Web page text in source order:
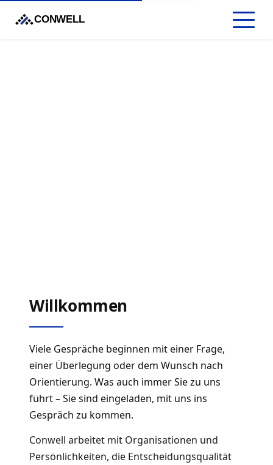
CONWELL
Willkommen
Viele Gespräche beginnen mit einer Frage,
einer Überlegung oder dem Wunsch nach
Orientierung. Was auch immer Sie zu uns
führt – Sie sind eingeladen, mit uns ins
Gespräch zu kommen.
Conwell arbeitet mit Organisationen und
Persönlichkeiten, die Entscheidungsqualität